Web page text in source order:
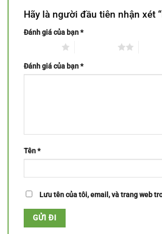
Hãy là người đầu tiên nhận xét
Đánh giá của bạn*
Đánh giá của bạn*
Tên*
Lưu tên của tôi, email, và trang web